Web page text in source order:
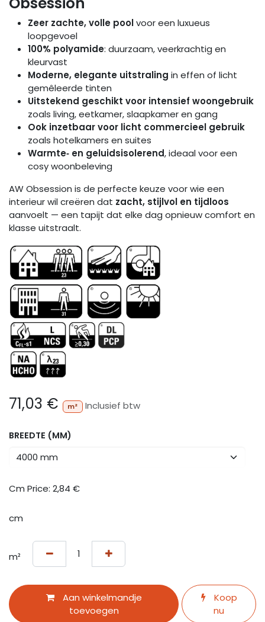
Zeer zachte, volle poolvoor een luxueus
loopgevoel
100% polyamide: duurzaam, veerkrachtig en
kleurvast
Moderne, elegante uitstraling in effen of licht
gemêleerde tinten
Uitstekend geschikt voor intensief woongebruik
zoals living, eetkamer, slaapkamer en gang
Ook inzetbaar voor licht commercieel gebruik
zoals hotelkamers en suites
Warmte‑ en geluidsisolerend, ideaal voor een
cosy woonbeleving
AW Obsession is de perfecte keuze voor wie een
interieur wil creëren dat zacht, stijlvol en tijdloos
aanvoelt — een tapijt dat elke dag opnieuw comfort en
klasse uitstraalt.
71,03 € m² Inclusief btw
BREEDTE (MM)
Cm Price: 2,84 €
cm
m²
Aan winkelmandje
toevoegen
Koop
nu